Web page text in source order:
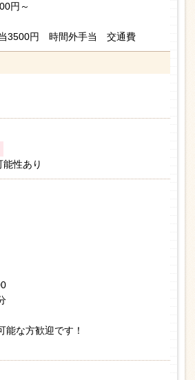
円～
3500円 時間外手当 交通費
性あり
能な方歓迎です！